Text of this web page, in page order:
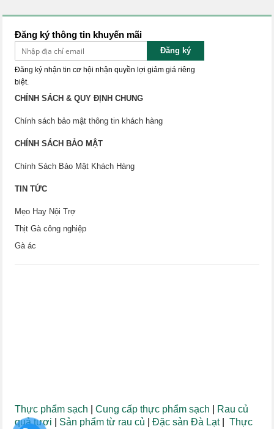
Đăng ký thông tin khuyến mãi
Đăng ký
Đăng ký nhận tin cơ hội nhận quyền lợi giảm giá riêng
biệt.
CHÍNH SÁCH & QUY ĐỊNH CHUNG
Chính sách bảo mật thông tin khách hàng
CHÍNH SÁCH BẢO MẬT
Chính Sách Bảo Mật Khách Hàng
TIN TỨC
Mẹo Hay Nội Trợ
Thịt Gà công nghiệp
Gà ác
Thực phẩm sạch |Cung cấp thực phẩm sạch
Rau củ
quả tươi
Sản phẩm từ rau củ |Đặc sản Đà Lạt|Thực